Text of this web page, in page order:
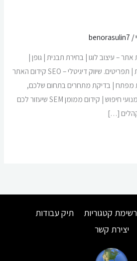
/
benorasulin7
– עיצוב לוגו | בחירת תבנית | גופן |
צבעים לאתר | תוכן | תמונות | תפריטים. שיווק דיגיטלי – SEO קידום האתר
מפתח | בדיקת מתחרים בתחום שלכם,
איפה אתם עומדים מולם במנועי חיפוש | קידום ממומן SEM שיעזור לכם
[…]
רשימת קטגוריות
תיק עבודות
יצירת קשר